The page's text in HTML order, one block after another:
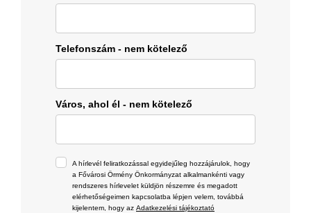
Telefonszám - nem kötelező
Város, ahol él - nem kötelező
A hírlevél feliratkozással egyidejűleg hozzájárulok, hogy
a Fővárosi Örmény Önkormányzat alkalmankénti vagy
rendszeres hírlevelet küldjön részemre és megadott
elérhetőségeimen kapcsolatba lépjen velem, továbbá
kijelentem, hogy az Adatkezelési tájékoztató